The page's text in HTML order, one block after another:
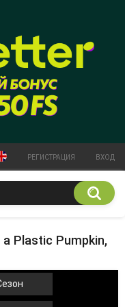
РЕГИСТРАЦИЯ ВХОД
Plastic Pumpkin,